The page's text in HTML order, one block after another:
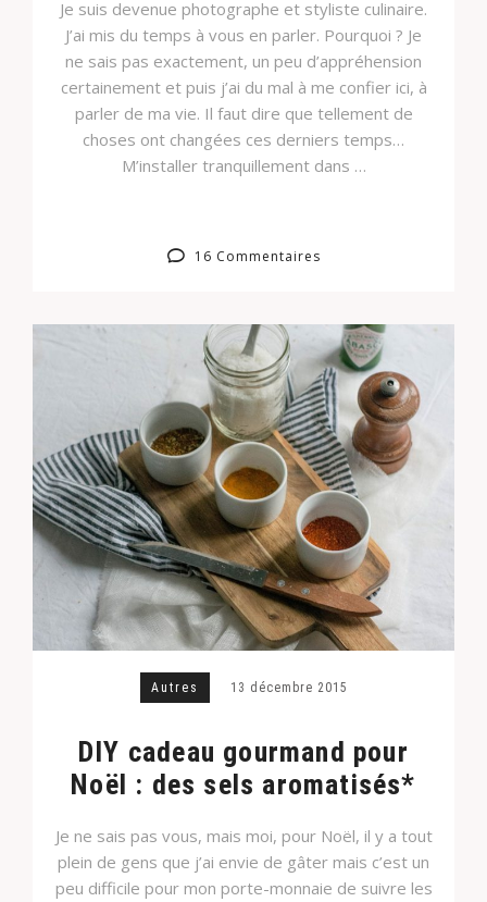
Je suis devenue photographe et styliste culinaire.
J’ai mis du temps à vous en parler. Pourquoi ? Je
ne sais pas exactement, un peu d’appréhension
certainement et puis j’ai du mal à me confier ici, à
parler de ma vie. Il faut dire que tellement de
choses ont changées ces derniers temps…
M’installer tranquillement dans …
16 Commentaires
Autres 13 décembre 2015
DIY cadeau gourmand pour
Noël : des sels aromatisés*
Je ne sais pas vous, mais moi, pour Noël, il y a tout
plein de gens que j’ai envie de gâter mais c’est un
peu difficile pour mon porte-monnaie de suivre les